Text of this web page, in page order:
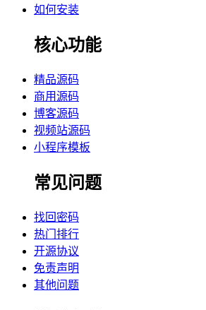
如何安装
核心功能
精品源码
商用源码
博客源码
视频站源码
小程序模板
常见问题
找回密码
热门排行
开源协议
免责声明
其他问题